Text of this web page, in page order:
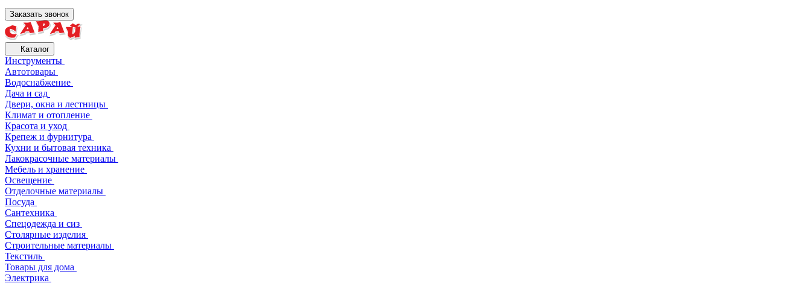
Заказать звонок
Каталог
Инструменты
Автотовары
Водоснабжение
Дача и сад
Двери, окна и лестницы
Климат и отопление
Красота и уход
Крепеж и фурнитура
Кухни и бытовая техника
Лакокрасочные материалы
Мебель и хранение
Освещение
Отделочные материалы
Посуда
Сантехника
Спецодежда и сиз
Столярные изделия
Строительные материалы
Текстиль
Товары для дома
Электрика